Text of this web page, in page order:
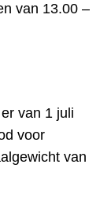
van 13.00 –
van 1 juli
voor
van